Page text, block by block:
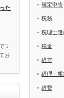
た
１
お
確定申告
税務
税理士選
税金
経営
経理・帳
経費